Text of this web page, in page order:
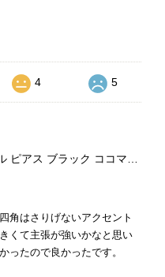
4 5
角はさりげないアクセント
くて主張が強いかなと思い
ったので良かったです。